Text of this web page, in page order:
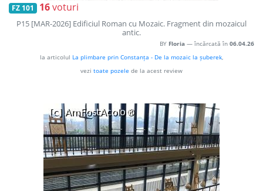
FZ 101 16voturi
P15 [MAR-2026] Edificiul Roman cu Mozaic. Fragment din mozaicul
antic.
BY Floria — încărcată în 06.04.26
la articolul La plimbare prin Constanța - De la mozaic la șuberek,
vezi toate pozele de la acest review